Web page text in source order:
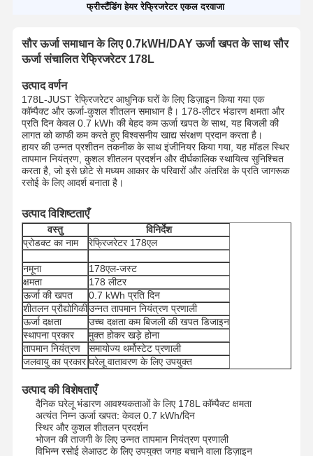
फ्रीस्टैंडिंग हेयर रेफ्रिजरेटर एकल दरवाजा
सौर ऊर्जा समाधान के लिए 0.7kWH/DAY ऊर्जा खपत के साथ सौर
ऊर्जा संचालित रेफ्रिजरेटर 178L
उत्पाद वर्णन
178L-JUST रेफ्रिजरेटर आधुनिक घरों के लिए डिज़ाइन किया गया एक
कॉम्पैक्ट और ऊर्जा-कुशल शीतलन समाधान है। 178-लीटर भंडारण क्षमता और
प्रति दिन केवल 0.7 kWh की बेहद कम ऊर्जा खपत के साथ, यह बिजली की
लागत को काफी कम करते हुए विश्वसनीय खाद्य संरक्षण प्रदान करता है।
हायर की उन्नत प्रशीतन तकनीक के साथ इंजीनियर किया गया, यह मॉडल स्थिर
तापमान नियंत्रण, कुशल शीतलन प्रदर्शन और दीर्घकालिक स्थायित्व सुनिश्चित
करता है, जो इसे छोटे से मध्यम आकार के परिवारों और अंतरिक्ष के प्रति जागरूक
रसोई के लिए आदर्श बनाता है।
उत्पाद विशिष्टताएँ
वस्तु
विनिर्देश
प्रोडक्ट का नाम
रेफ्रिजरेटर 178एल
नमूना
178एल-जस्ट
क्षमता
178 लीटर
ऊर्जा की खपत
0.7 kWh प्रति दिन
शीतलन प्रौद्योगिकीउन्नत तापमान नियंत्रण प्रणाली
ऊर्जा दक्षता
उच्च दक्षता कम बिजली की खपत डिजाइन
स्थापना प्रकार
मुक्त होकर खड़े होना
तापमान नियंत्रण
समायोज्य थर्मोस्टेट प्रणाली
जलवायु का प्रकार घरेलू वातावरण के लिए उपयुक्त
उत्पाद की विशेषताएँ
दैनिक घरेलू भंडारण आवश्यकताओं के लिए 178L कॉम्पैक्ट क्षमता
अत्यंत निम्न ऊर्जा खपत: केवल 0.7 kWh/दिन
स्थिर और कुशल शीतलन प्रदर्शन
भोजन की ताजगी के लिए उन्नत तापमान नियंत्रण प्रणाली
विभिन्न रसोई लेआउट के लिए उपयुक्त जगह बचाने वाला डिज़ाइन